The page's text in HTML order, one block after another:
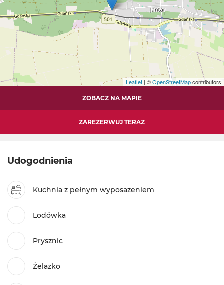
Leaflet | ©OpenStreetMapcontributors
ZOBACZ NA MAPIE
ZAREZERWUJ TERAZ
Udogodnienia
Kuchnia z pełnym wyposażeniem
Lodówka
Prysznic
Żelazko